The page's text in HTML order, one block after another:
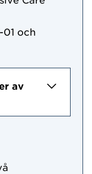
01 och
av